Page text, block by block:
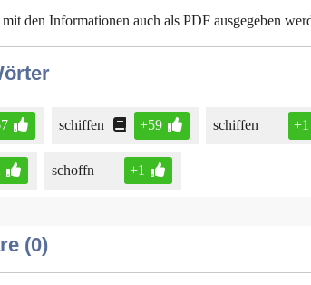
den Informationen auch als PDF ausgegeben
schiffen +59 schiffen +1
schoffn +1
(0)